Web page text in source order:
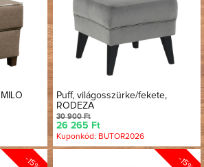
Puff, világosszürke/fekete,
RODEZA
30 900 Ft
26 265 Ft
Kuponkód: BUTOR2026